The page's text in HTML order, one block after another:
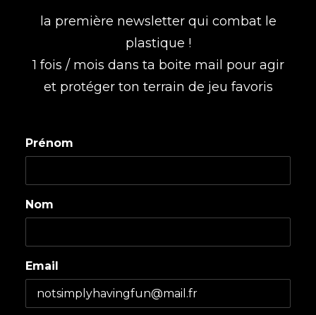
la première newsletter qui combat le
plastique !
1 fois / mois dans ta boite mail pour agir
et protéger ton terrain de jeu favoris
Prénom
Nom
Email